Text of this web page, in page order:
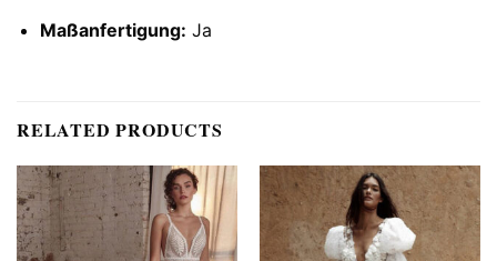
Maßanfertigung: Ja
RELATED PRODUCTS